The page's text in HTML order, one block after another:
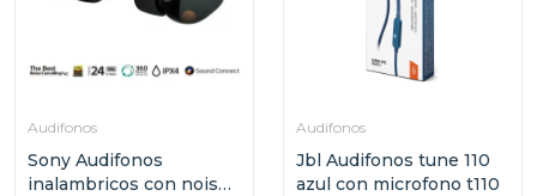
Audifonos
Sony Audifonos
inalambricos con noise
Audifonos
Jbl Audifonos tune 110
azul con microfono t110